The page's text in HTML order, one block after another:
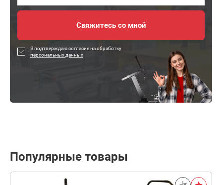
Я подтверждаю согласие на обработку
персональных данных
Популярные товары